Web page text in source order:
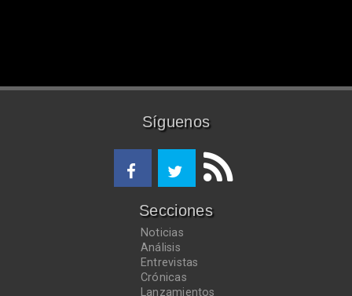
Síguenos
Secciones
Noticias
Análisis
Entrevistas
Crónicas
Lanzamientos